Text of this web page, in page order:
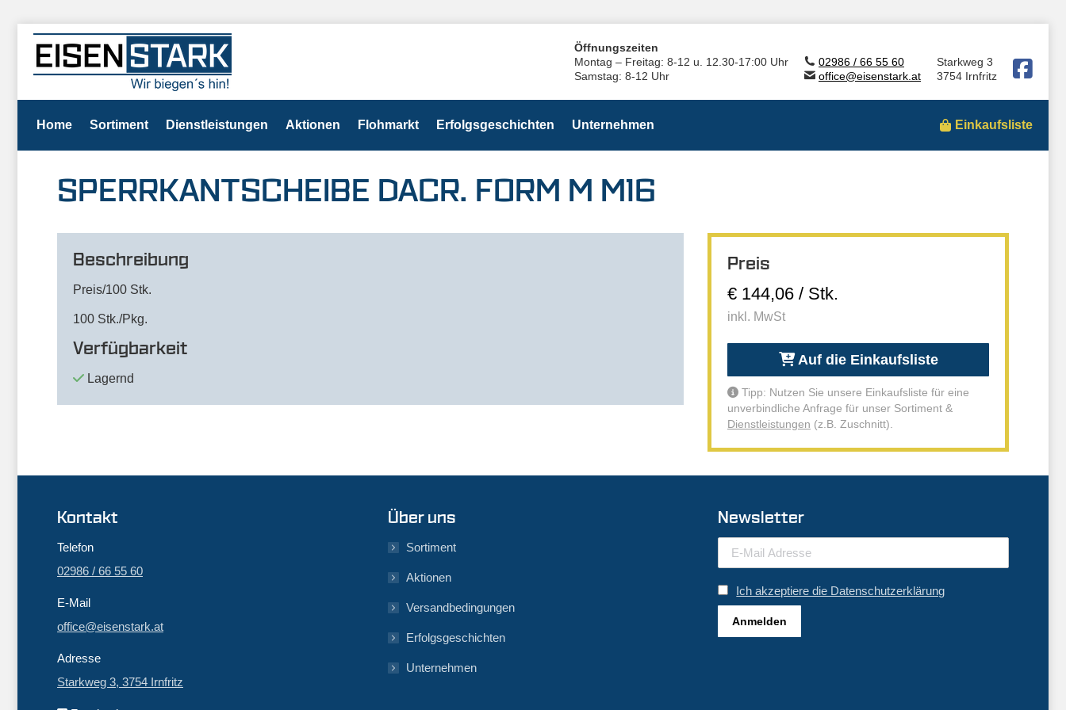
Öffnungszeiten
Montag – Freitag: 8-12 u. 12.30-17:00 Uhr
Samstag: 8-12 Uhr
02986 / 66 55 60
office@eisenstark.at
Starkweg 3
3754 Irnfritz
Home Sortiment Dienstleistungen Aktionen Flohmarkt Erfolgsgeschichten Unternehmen Einkaufsliste
SPERRKANTSCHEIBE DACR. FORM M M16
Beschreibung
Preis/100 Stk.
100 Stk./Pkg.
Verfügbarkeit
Lagernd
Preis
€ 144,06 / Stk.
inkl. MwSt
Auf die Einkaufsliste
Tipp: Nutzen Sie unsere Einkaufsliste für eine
unverbindliche Anfrage für unser Sortiment &
Dienstleistungen (z.B. Zuschnitt).
Kontakt
Telefon
02986 / 66 55 60
E-Mail
office@eisenstark.at
Adresse
Starkweg 3, 3754 Irnfritz
Über uns
Sortiment
Aktionen
Versandbedingungen
Erfolgsgeschichten
Unternehmen
Newsletter
Ich akzeptiere die Datenschutzerklärung